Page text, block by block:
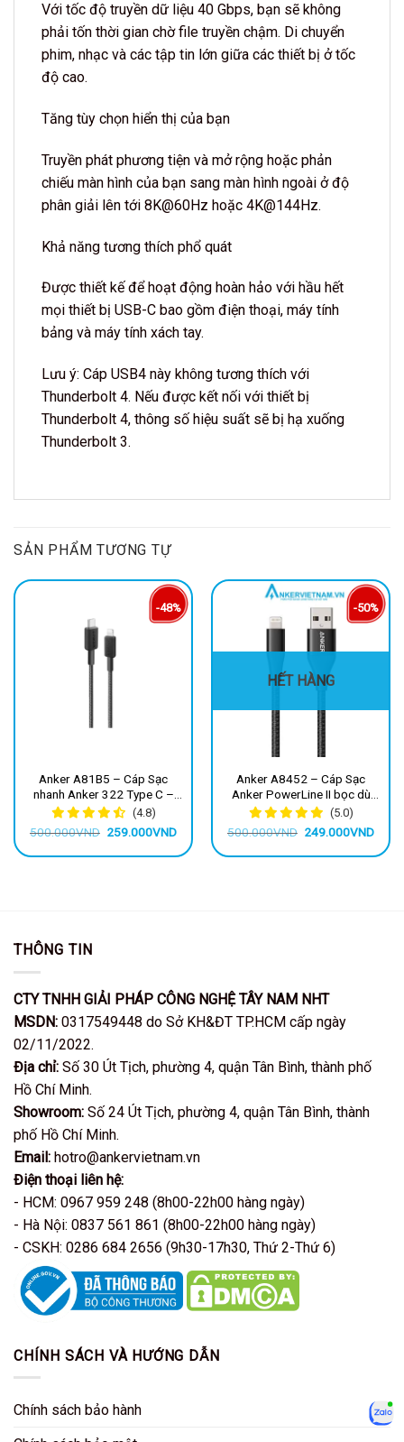
Với tốc độ truyền dữ liệu 40 Gbps, bạn sẽ không
phải tốn thời gian chờ file truyền chậm. Di chuyển
phim, nhạc và các tập tin lớn giữa các thiết bị ở tốc
độ cao.
Tăng tùy chọn hiển thị của bạn
Truyền phát phương tiện và mở rộng hoặc phản
chiếu màn hình của bạn sang màn hình ngoài ở độ
phân giải lên tới 8K@60Hz hoặc 4K@144Hz.
Khả năng tương thích phổ quát
Được thiết kế để hoạt động hoàn hảo với hầu hết
mọi thiết bị USB-C bao gồm điện thoại, máy tính
bảng và máy tính xách tay.
Lưu ý: Cáp USB4 này không tương thích với
Thunderbolt 4. Nếu được kết nối với thiết bị
Thunderbolt 4, thông số hiệu suất sẽ bị hạ xuống
Thunderbolt 3.
SẢN PHẨM TƯƠNG TỰ
-48%
Anker A81B5 – Cáp Sạc
nhanh Anker 322 Type C –
Lightning bọc dù MFI 0.9m
(4.8)
500.000VND Giá
là:
259.000VNDGiá
hiện
tại
-50%
HẾT HÀNG
Anker A8452 – Cáp Sạc
Anker PowerLine II bọc dù
bền bỉ USB-A to Lightning
chuẩn MFi dài 0.9 mét
(5.0)
500.000VND Giá
là:
249.000VNDGiá
hiện
tại
THÔNG TIN
CTY TNHH GIẢI PHÁP CÔNG NGHỆ TÂY NAM NHT
MSDN: 0317549448 do Sở KH&ĐT TP.HCM cấp ngày
02/11/2022.
Địa chỉ: Số 30 Út Tịch, phường 4, quận Tân Bình, thành phố
Hồ Chí Minh.
Showroom: Số 24 Út Tịch, phường 4, quận Tân Bình, thành
phố Hồ Chí Minh.
Email: hotro@ankervietnam.vn
Điện thoại liên hệ:
- HCM: 0967 959 248 (8h00-22h00 hàng ngày)
- Hà Nội: 0837 561 861 (8h00-22h00 hàng ngày)
- CSKH: 0286 684 2656 (9h30-17h30, Thứ 2-Thứ 6)
CHÍNH SÁCH VÀ HƯỚNG DẪN
Chính sách bảo hành